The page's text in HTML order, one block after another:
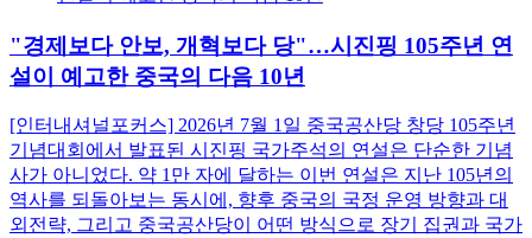
"경제보다 안보, 개혁보다 당"…시진핑 105주년 연
설이 예고한 중국의 다음 10년
[인터내셔널포커스] 2026년 7월 1일 중국공산당 창당 105주년
기념대회에서 발표된 시진핑 국가주석의 연설은 단순한 기념
사가 아니었다. 약 1만 자에 달하는 이번 연설은 지난 105년의
역사를 되돌아보는 동시에, 향후 중국의 국정 운영 방향과 대
외전략, 그리고 중국공산당이 어떤 방식으로 장기 집권과 국가